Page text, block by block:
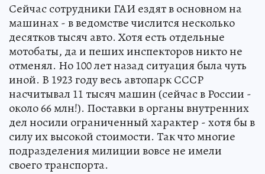
Сейчас сотрудники ГАИ ездят в основном на
машинах - в ведомстве числится несколько
десятков тысяч авто. Хотя есть отдельные
мотобаты, да и пеших инспекторов никто не
отменял. Но 100 лет назад ситуация была чуть
иной. В 1923 году весь автопарк СССР
насчитывал 11 тысяч машин (сейчас в России -
около 66 млн!). Поставки в органы внутренних
дел носили ограниченный характер - хотя бы в
силу их высокой стоимости. Так что многие
подразделения милиции вовсе не имели
своего транспорта.